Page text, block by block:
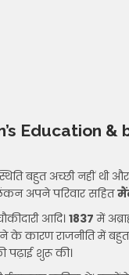
Education &
बहुत अच्छी नहीं थी
अपने परिवार सहित
आदि। 1837 में
कारण राजनीति में बहुत
पढ़ाई शुरू की।